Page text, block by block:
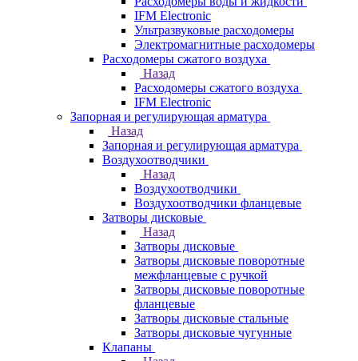
IFM Electronic
Ультразвуковые расходомеры
Электромагнитные расходомеры
Расходомеры сжатого воздуха
Назад
Расходомеры сжатого воздуха
IFM Electronic
Запорная и регулирующая арматура
Назад
Запорная и регулирующая арматура
Воздухоотводчики
Назад
Воздухоотводчики
Воздухоотводчики фланцевые
Затворы дисковые
Назад
Затворы дисковые
Затворы дисковые поворотные
межфланцевые с ручкой
Затворы дисковые поворотные
фланцевые
Затворы дисковые стальные
Затворы дисковые чугунные
Клапаны